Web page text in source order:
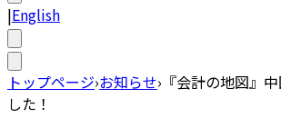
|English
トップページ›お知らせ› 『会計の地図』
した！